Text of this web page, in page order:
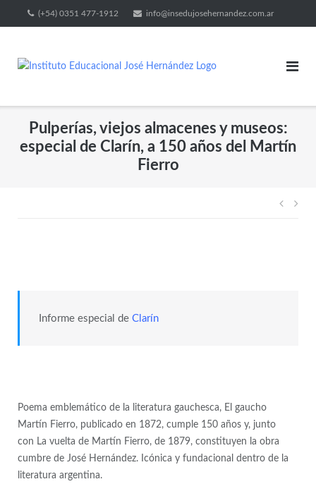
(+54) 0351 477-1912 info@insedujosehernandez.com.ar
Pulperías, viejos almacenes y museos:
especial de Clarín, a 150 años del Martín
Fierro
Informe especial de Clarín
Poema emblemático de la literatura gauchesca, El gaucho
Martín Fierro, publicado en 1872, cumple 150 años y, junto
con La vuelta de Martín Fierro, de 1879, constituyen la obra
cumbre de José Hernández. Icónica y fundacional dentro de la
literatura argentina.